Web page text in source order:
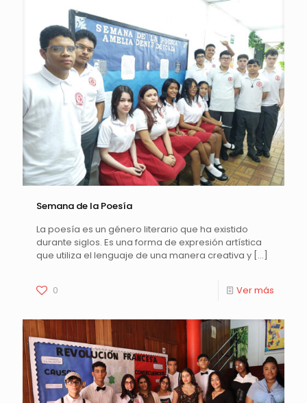
Semana de la Poesía
La poesía es un género literario que ha existido
durante siglos. Es una forma de expresión artística
que utiliza el lenguaje de una manera creativa y […]
0 Ver más